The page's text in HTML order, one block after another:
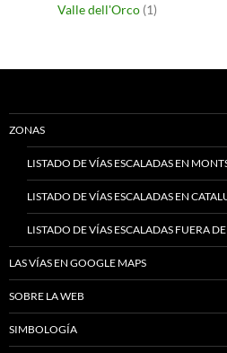
Valle dell'Orco (1)
ZONAS
LISTADO DE VÍAS ESCALADAS EN
LISTADO DE VÍAS ESCALADAS EN
LISTADO DE VÍAS ESCALADAS FUERA
LAS VÍAS EN GOOGLE MAPS
SOBRE LA WEB
SIMBOLOGÍA